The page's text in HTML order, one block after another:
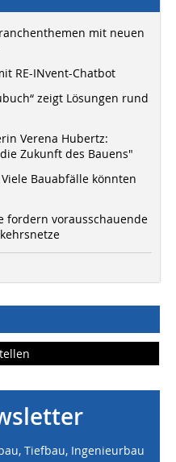
mit neuen
RE-INvent-Chatbot
zeigt Lösungen rund
Verena Hubertz:
Zukunft des Bauens"
Bauabfälle könnten
fordern vorausschauende
Tiefbau, Ingenieurbau